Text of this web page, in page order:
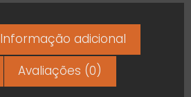
Informação adicional
Avaliações (0)